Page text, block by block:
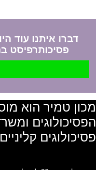
דברו איתנו עוד
פסיכותרפיסט
מכון טמיר הוא
הפסיכולוגים
פסיכולוגים קליניים